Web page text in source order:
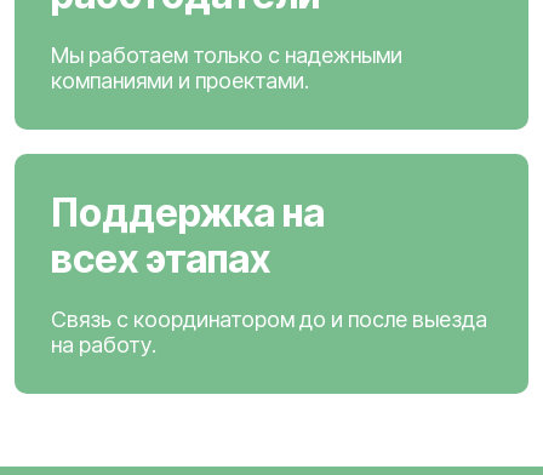
Мы работаем только с надежными
компаниями и проектами.
Поддержка на
всех этапах
Связь с координатором до и после выезда
на работу.